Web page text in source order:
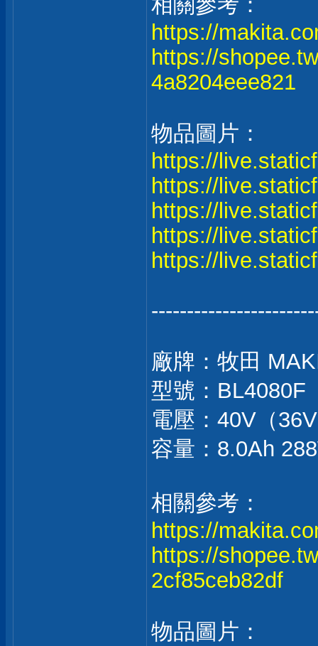
https://
https://
4a8204eee821
物品圖片：
https://
https://
https://
https://
https://
廠牌：牧田
型號：BL4080F
電壓：40V（
容量：8.0Ah
相關參考：
https://
https://
2cf85ceb82df
物品圖片：